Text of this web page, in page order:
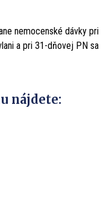
nemocenské dávky pri
a pri 31-dňovej PN sa
nájdete: